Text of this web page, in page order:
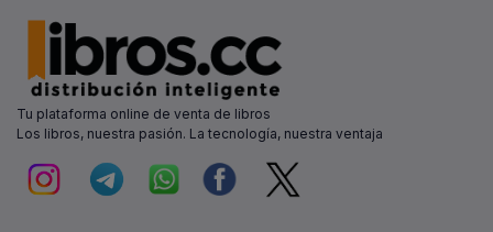
Tu plataforma online de venta de libros
Los libros, nuestra pasión. La tecnología, nuestra ventaja